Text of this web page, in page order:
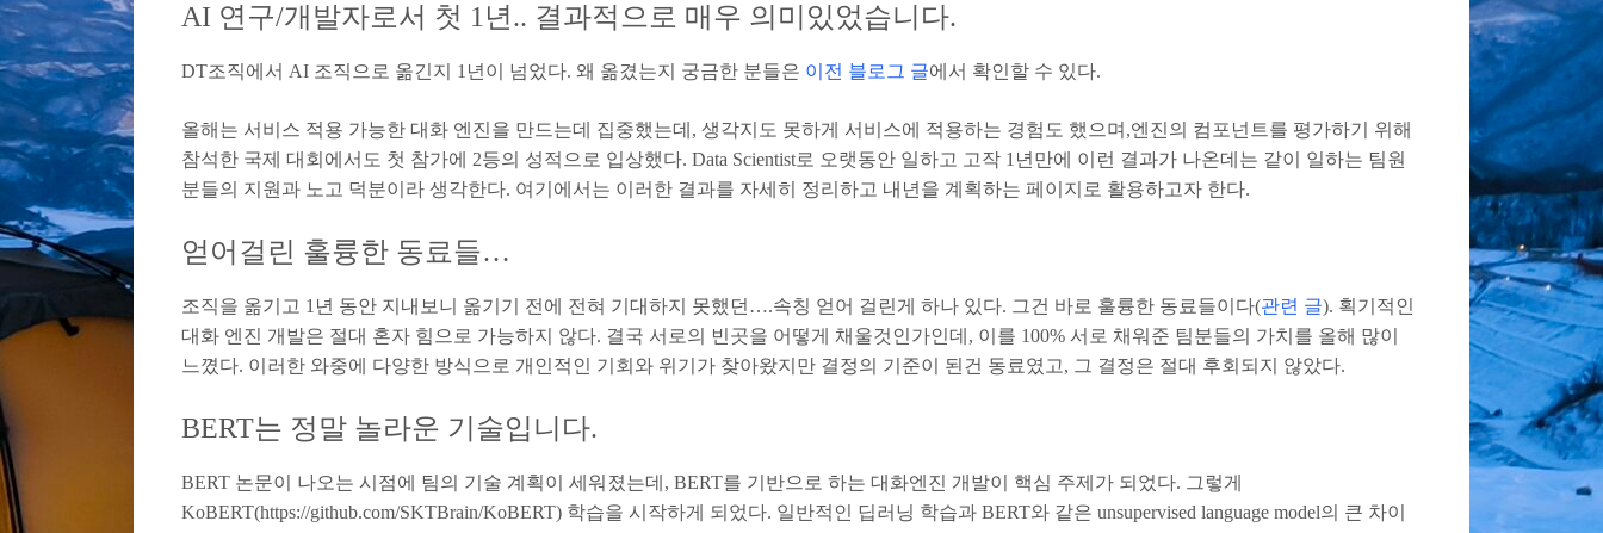
AI 연구/개발자로서 첫 1년.. 결과적으로 매우 의미있었습니다.
DT조직에서 AI 조직으로 옮긴지 1년이 넘었다. 왜 옮겼는지 궁금한 분들은 이전 블로그 글에서 확인할 수 있다.
올해는 서비스 적용 가능한 대화 엔진을 만드는데 집중했는데, 생각지도 못하게 서비스에 적용하는 경험도 했으며,엔진의 컴포넌트를 평가하기 위해
참석한 국제 대회에서도 첫 참가에 2등의 성적으로 입상했다. Data Scientist로 오랫동안 일하고 고작 1년만에 이런 결과가 나온데는 같이 일하는 팀원
분들의 지원과 노고 덕분이라 생각한다. 여기에서는 이러한 결과를 자세히 정리하고 내년을 계획하는 페이지로 활용하고자 한다.
얻어걸린 훌륭한 동료들…
조직을 옮기고 1년 동안 지내보니 옮기기 전에 전혀 기대하지 못했던….속칭 얻어 걸린게 하나 있다. 그건 바로 훌륭한 동료들이다(관련 글). 획기적인
대화 엔진 개발은 절대 혼자 힘으로 가능하지 않다. 결국 서로의 빈곳을 어떻게 채울것인가인데, 이를 100% 서로 채워준 팀분들의 가치를 올해 많이
느꼈다. 이러한 와중에 다양한 방식으로 개인적인 기회와 위기가 찾아왔지만 결정의 기준이 된건 동료였고, 그 결정은 절대 후회되지 않았다.
BERT는 정말 놀라운 기술입니다.
BERT 논문이 나오는 시점에 팀의 기술 계획이 세워졌는데, BERT를 기반으로 하는 대화엔진 개발이 핵심 주제가 되었다. 그렇게
KoBERT(https://github.com/SKTBrain/KoBERT) 학습을 시작하게 되었다. 일반적인 딥러닝 학습과 BERT와 같은 unsupervised language model의 큰 차이